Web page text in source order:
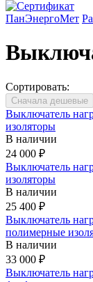
ПанЭнергоМет
Сортировать:
Выключатель
изоляторы
В наличии
24 000 ₽
Выключатель
изоляторы
В наличии
25 400 ₽
Выключатель
полимерные
В наличии
33 000 ₽
Выключатель